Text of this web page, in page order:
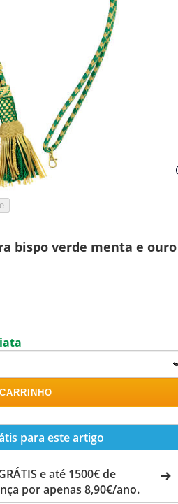
bispo verde menta e ouro
para este artigo
e até 1500€ de
por apenas 8,90€/ano.